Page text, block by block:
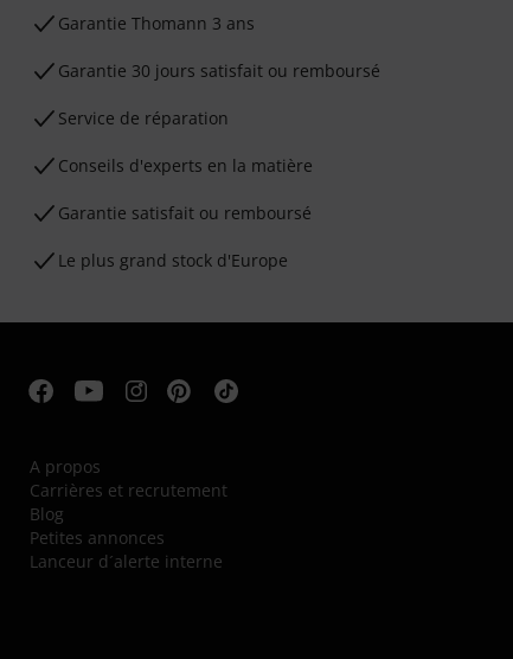
Ga­ran­tie Thomann 3 ans
Garantie 30 jours satisfait ou remboursé
Service de réparation
Conseils d'experts en la matière
Garantie satisfait ou remboursé
Le plus grand stock d'Europe
A propos
Carrières et recrutement
Blog
Petites annonces
Lanceur d´alerte interne